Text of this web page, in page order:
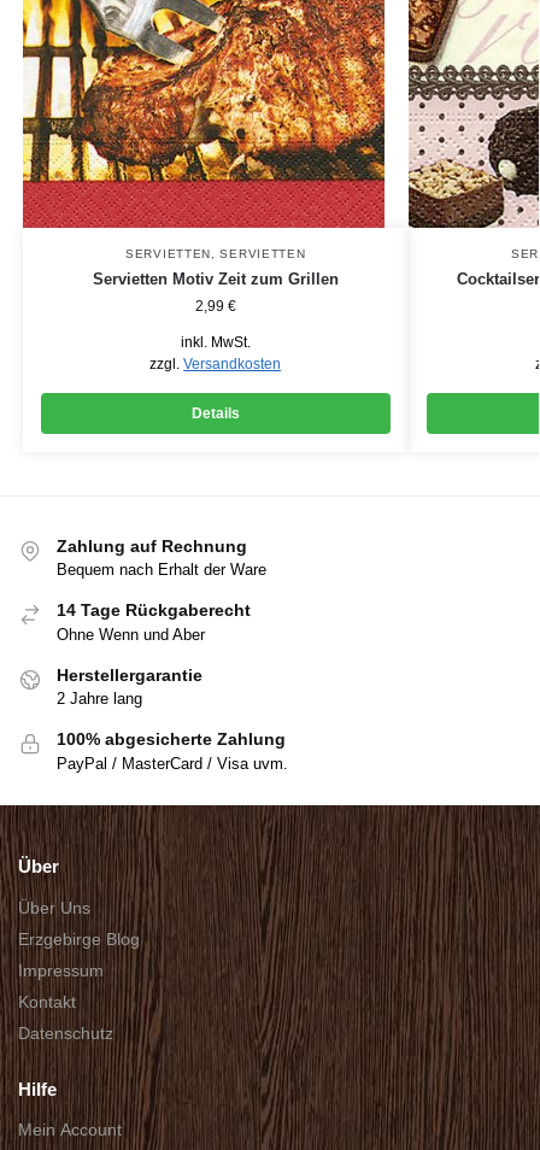
SERVIETTEN ,SERVIETTEN
Servietten Motiv Zeit zum Grillen
2,99 €
inkl. MwSt.
zzgl.Versandkosten
Details
Zahlung auf Rechnung
Bequem nach Erhalt der Ware
14 Tage Rückgaberecht
Ohne Wenn und Aber
Herstellergarantie
2 Jahre lang
100% abgesicherte Zahlung
PayPal / MasterCard / Visa uvm.
Über
Über Uns
Erzgebirge Blog
Impressum
Kontakt
Datenschutz
Hilfe
Mein Account